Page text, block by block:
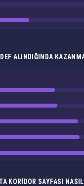
ALINDIĞINDA
KORIDOR SAYFASI